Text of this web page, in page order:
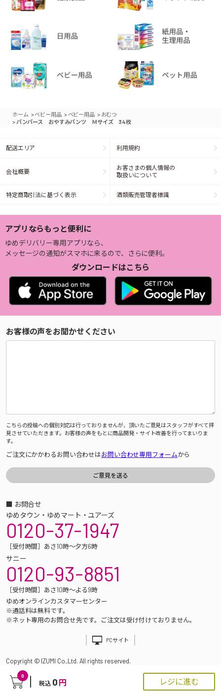
0
税込 0 円 レジに進む
ホーム >ベビー用品 > ベビー用品 > おむつ
> パンパース おやすみパンツ Ｍサイズ 34枚
配送エリア 利用規約
会社概要
お客さまの個人情報の
取扱いについて
特定商取引法に基づく表示 酒類販売管理者標識
アプリならもっと便利に
ゆめデリバリー専用アプリなら、
メッセージの通知がスマホに来るので、さらに便利。
ダウンロードはこちら
お客様の声をお聞かせください
こちらの投稿への個別対応は行っておりませんが、頂いたご意見はスタッフがすべて拝
見させていただきます。お客様の声をもとに商品開発・サイト改善を行ってまいりま
す。
ご注文にかかわるお問い合わせはお問い合わせ専用フォームから
■ お問合せ
ゆめタウン・ゆめマート・ユアーズ
0120-37-1947
［受付時間］あさ10時～夕方6時
サニー
0120-93-8851
［受付時間］あさ10時～よる9時
ゆめオンラインカスタマーセンター
※通話料は無料です。
※ネット専用のお問合せ先です。ご注文は受け付けておりません。
PCサイト
Copyright © IZUMI Co.,Ltd. All rights reserved.